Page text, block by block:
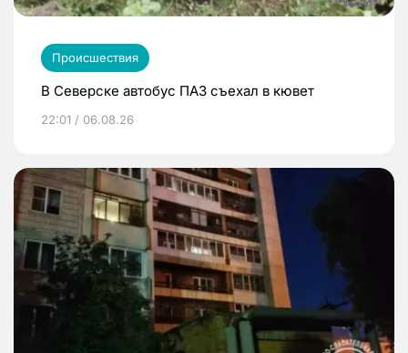
Происшествия
В Северске автобус ПАЗ съехал в кювет
22:01 / 06.08.26